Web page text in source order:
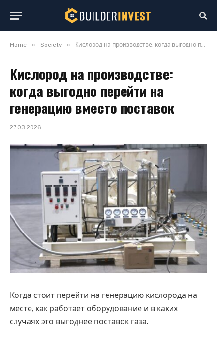
Home » Society » Кислород на производстве: когда выгодно перейти на генерацию вместо поставок
Кислород на производстве:
когда выгодно перейти на
генерацию вместо поставок
27.03.2026
Когда стоит перейти на генерацию кислорода на
месте, как работает оборудование и в каких
случаях это выгоднее поставок газа.